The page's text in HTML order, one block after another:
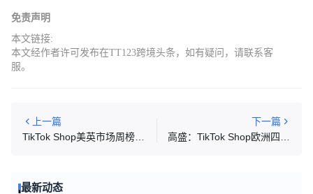
免责声明
本文链接:
本文经作者许可发布在TT123跨境头条，如有疑问，请联系客
服。
上一篇
下一篇
最新动态